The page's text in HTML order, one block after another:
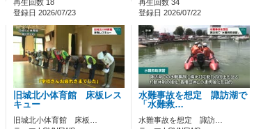
再生回数 18
登録日 2026/07/23
再生回数 34
登録日 2026/07/22
旧城北小体育館 床板レス
キュー
旧城北小体育館 床板…
水難事故を想定 諏訪湖で
「水難救…
水難事故を想定 諏訪…